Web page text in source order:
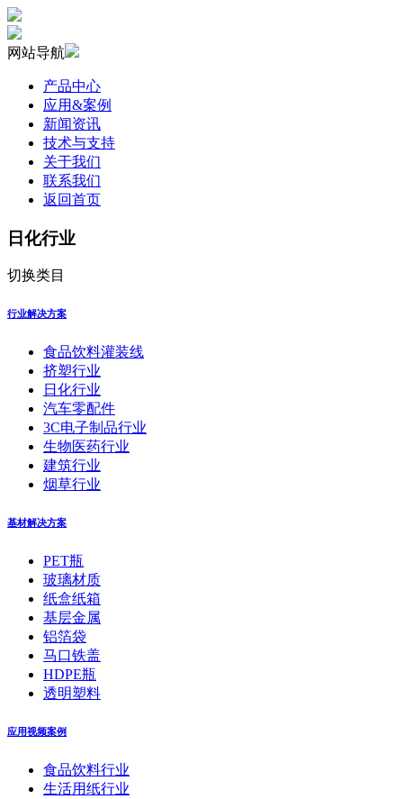
网站导航
产品中心
应用&案例
新闻资讯
技术与支持
关于我们
联系我们
返回首页
日化行业
切换类目
行业解决方案
食品饮料灌装线
挤塑行业
日化行业
汽车零配件
3C电子制品行业
生物医药行业
建筑行业
烟草行业
基材解决方案
PET瓶
玻璃材质
纸盒纸箱
基层金属
铝箔袋
马口铁盖
HDPE瓶
透明塑料
应用视频案例
食品饮料行业
生活用纸行业